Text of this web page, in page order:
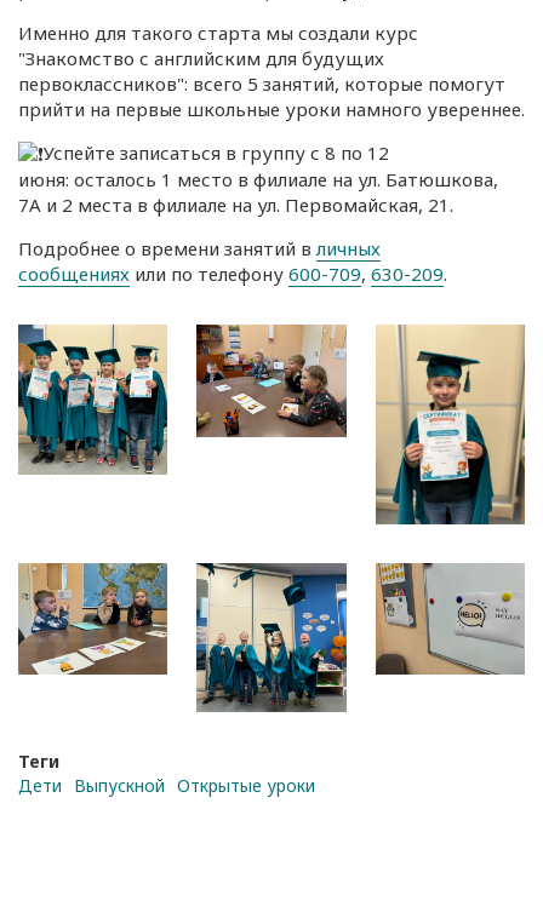
Именно для такого старта мы создали курс
"Знакомство с английским для будущих
первоклассников": всего 5 занятий, которые помогут
прийти на первые школьные уроки намного увереннее.
Успейте записаться в группу с 8 по 12
июня: осталось 1 место в филиале на ул. Батюшкова,
7А и 2 места в филиале на ул. Первомайская, 21.
Подробнее о времени занятий вличных
сообщениях или по телефону 600-709, 630-209.
Теги
Дети
Выпускной Открытые уроки